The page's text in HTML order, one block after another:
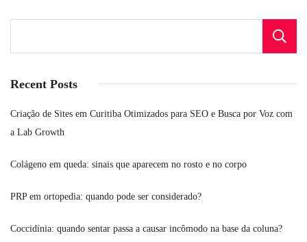
Recent Posts
Criação de Sites em Curitiba Otimizados para SEO e Busca por Voz com
a Lab Growth
Colágeno em queda: sinais que aparecem no rosto e no corpo
PRP em ortopedia: quando pode ser considerado?
Coccidínia: quando sentar passa a causar incômodo na base da coluna?